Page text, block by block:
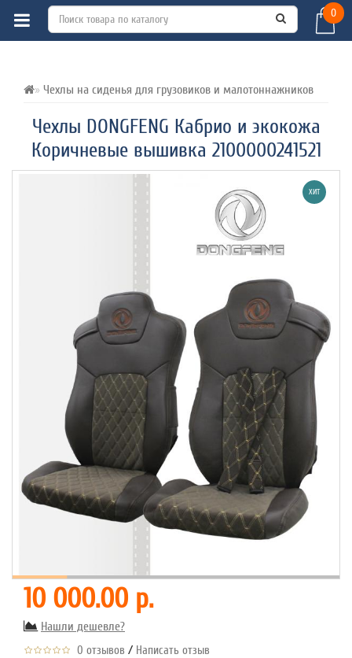
0
Чехлы на сиденья для грузовиков и малотоннажников
Чехлы DONGFENG Кабрио и экокожа
Коричневые вышивка 2100000241521
ВСЕ О ТОВАРЕ ХАРАКТЕРИСТИКИ
ХИТ
10 000.00 р.
Нашли дешевле?
0 отзывов / Написать отзыв